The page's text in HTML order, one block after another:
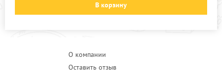
В корзину
О компании
Оставить отзыв